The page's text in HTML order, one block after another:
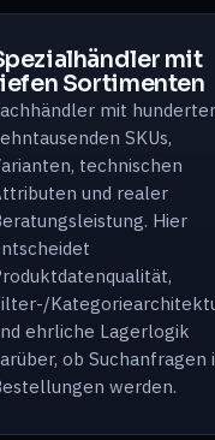
mit
Sortimenten
mit
SKUs,
technischen
und realer
Hier
ehrliche Lagerlogik
ob Suchanfragen
werden.